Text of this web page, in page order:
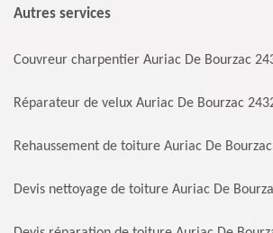
Autres services
Couvreur charpentier Auriac De Bourzac
Réparateur de velux Auriac De Bourzac
Rehaussement de toiture Auriac De
Devis nettoyage de toiture Auriac De